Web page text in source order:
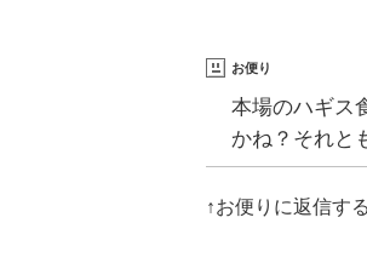
お便り
本場のハギス
かね？それと
↑お便りに返信す